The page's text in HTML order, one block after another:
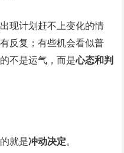
现计划赶不上变化的情
反复；有些机会看似普
不是运气，而是心态和判
就是冲动决定。